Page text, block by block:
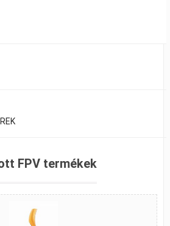
FPV termékek